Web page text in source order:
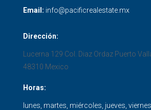
Email: info@pacificrealestate.mx
Dirección:
Lucerna 129 Col. Diaz Ordaz Puerto
48310 Mexico
Horas:
lunes, martes, miércoles, jueves,